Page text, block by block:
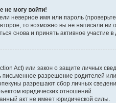
не могу войти!
неверное имя или пароль
то возможно вы не написали
снова и принять активное участие в
Act) или закон о защите личных
разрешение родителей
разрешают сбор личных
юридических отношений.
акт не имеет юридической силы.